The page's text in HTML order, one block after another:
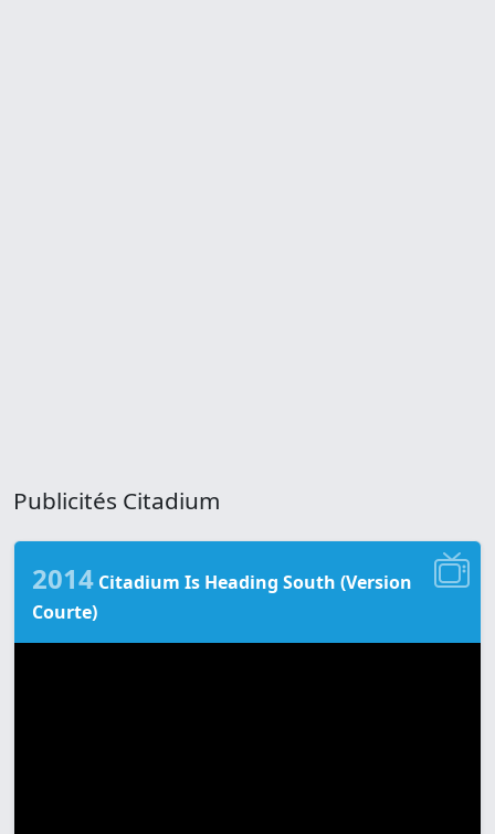
Publicités Citadium
2014 Citadium Is Heading South (Version
Courte)